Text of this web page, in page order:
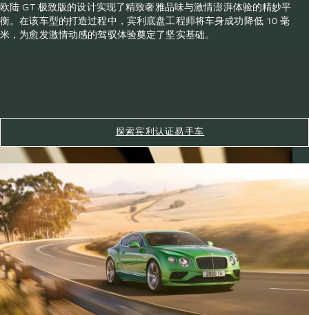
欧陆 GT 极致版的设计实现了精致奢雅品味与激情澎湃体验的精妙平
衡。在该车型的打造过程中，宾利底盘工程师将车身成功降低 10 毫
米，为愈发激情动感的驾驭体验奠定了坚实基础。
探索宾利认证易手车